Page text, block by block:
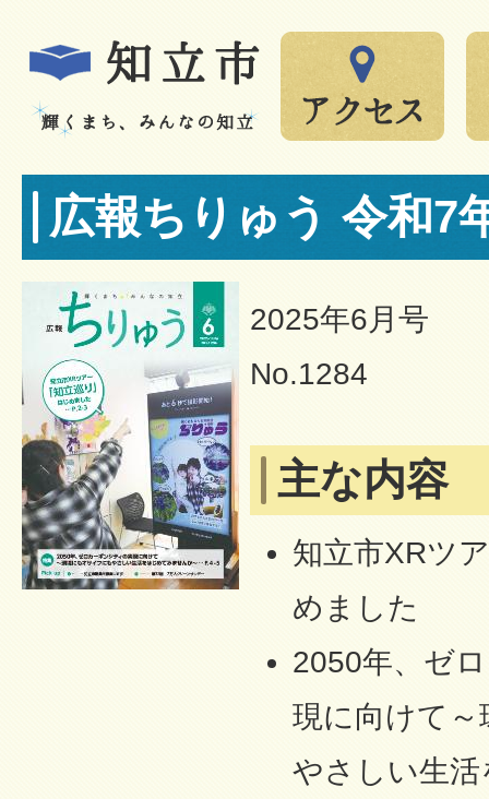
広報ちりゅう 令和7
2025年6月号
No.1284
主な内容
知立市XRツ
めました
2050年、ゼ
現に向けて
やさしい生